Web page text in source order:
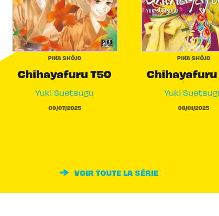
PIKA SHÔJO
Chihayafuru T50
Yuki Suetsugu
09/07/2025
PIKA SHÔJO
Chihayafuru
Yuki
08/01/2025
VOIR TOUTE LA SÉRIE